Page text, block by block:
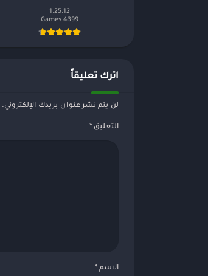
1.25.12
4399 Games‏
اترك تعليقاً
لن يتم نشر عنوان بريدك الإلكتروني.
التعليق *
الاسم *